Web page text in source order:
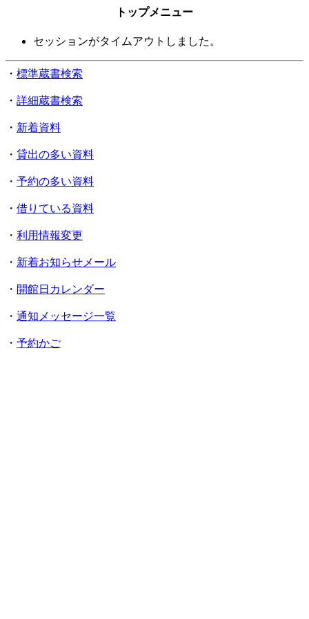
トップメニュー
セッションがタイムアウトしました。
・ 標準蔵書検索
・ 詳細蔵書検索
・ 新着資料
・ 貸出の多い資料
・ 予約の多い資料
・ 借りている資料
・ 利用情報変更
・ 新着お知らせメール
・ 開館日カレンダー
・ 通知メッセージ一覧
・ 予約かご